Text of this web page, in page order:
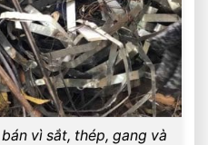
vì sắt, thép, gang và